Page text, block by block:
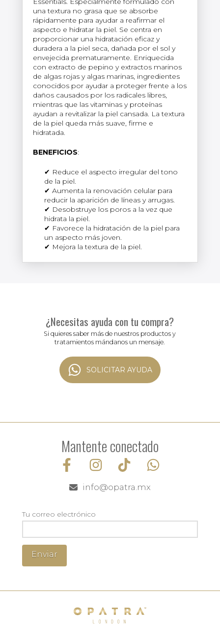
una textura no grasa que se absorbe
rápidamente para ayudar a reafirmar el
aspecto e hidratar la piel. Se centra en
proporcionar una hidratación eficaz y
duradera a la piel seca, dañada por el sol y
envejecida prematuramente. Enriquecida
con extracto de pepino y extractos marinos
de algas rojas y algas marinas, ingredientes
conocidos por ayudar a proteger frente a los
daños causados por los radicales libres,
mientras que las vitaminas y proteínas
ayudan a revitalizar la piel cansada. La textura
de la piel queda más suave, firme e
hidratada.
BENEFICIOS:
Reduce el aspecto irregular del tono
de la piel.
Aumenta la renovación celular para
reducir la aparición de líneas y arrugas.
Desobstruye los poros a la vez que
hidrata la piel.
Favorece la hidratación de la piel para
un aspecto más joven.
Mejora la textura de la piel.
¿Necesitas ayuda con tu compra?
Si quieres saber más de nuestros productos y
tratamientos mándanos un mensaje.
SOLICITAR AYUDA
Mantente conectado
info@opatra.mx
Tu correo electrónico